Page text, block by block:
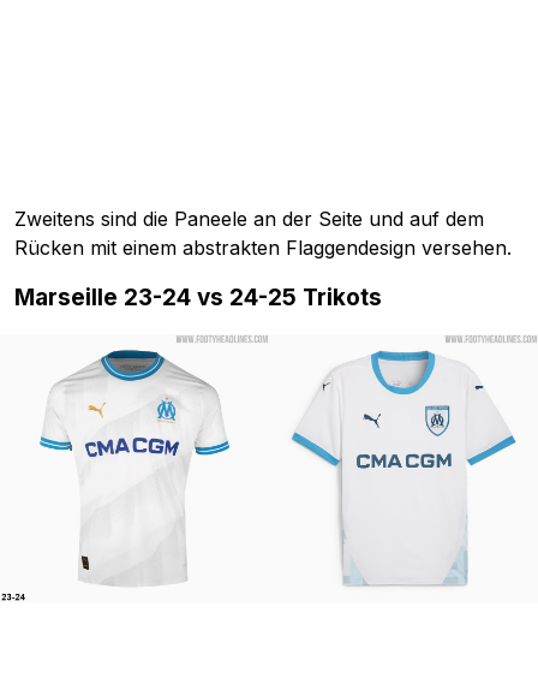
Zweitens sind die Paneele an der Seite und auf dem
Rücken mit einem abstrakten Flaggendesign versehen.
Marseille 23-24 vs 24-25 Trikots